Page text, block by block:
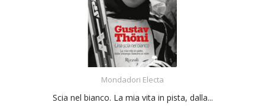
Mondadori Electa
Scia nel bianco. La mia vita in pista, dalla...